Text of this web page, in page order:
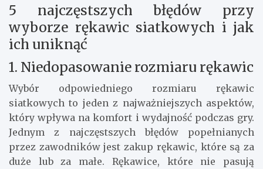
5 najczęstszych błędów przy
wyborze rękawic siatkowych i jak
ich uniknąć
1. Niedopasowanie rozmiaru rękawic
Wybór odpowiedniego rozmiaru rękawic
siatkowych to jeden z najważniejszych aspektów,
który wpływa na komfort i wydajność podczas gry.
Jednym z najczęstszych błędów popełnianych
przez zawodników jest zakup rękawic, które są za
duże lub za małe. Rękawice, które nie pasują